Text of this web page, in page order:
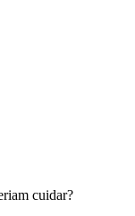
cuidar?